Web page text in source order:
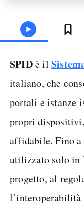
SPIDè il
italiano, che
portali e istanze
propri
affidabile. Fino a
utilizzato solo in
progetto, al